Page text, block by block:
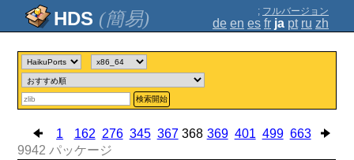
(簡易) ; フルバージョン
de en es fr ja pt ru zh
検索開始
1 162 276 345 367 368 369 401 499 663
9942 パッケージ